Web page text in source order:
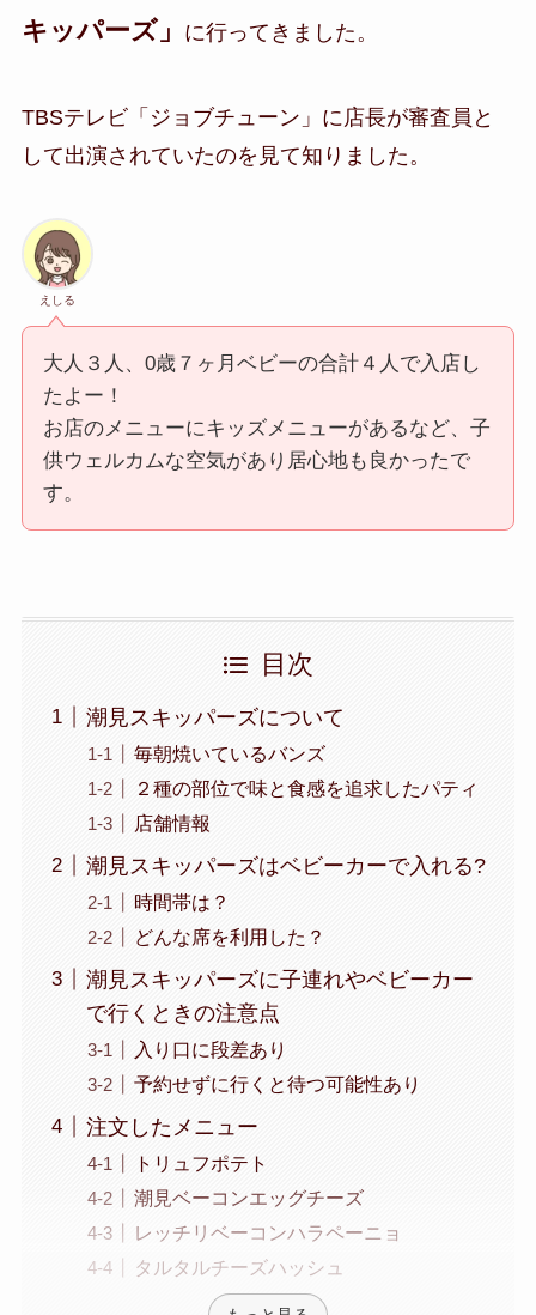
キッパーズ」
に行ってきました。
TBSテレビ「ジョブチューン」に店長が審査員と
して出演されていたのを見て知りました。
えしる
大人３人、0歳７ヶ月ベビーの合計４人で入店し
たよー！
お店のメニューにキッズメニューがあるなど、子
供ウェルカムな空気があり居心地も良かったで
す。
目次
潮見スキッパーズについて
毎朝焼いているバンズ
２種の部位で味と食感を追求したパティ
店舗情報
潮見スキッパーズはベビーカーで入れる?
時間帯は？
どんな席を利用した？
潮見スキッパーズに子連れやベビーカー
で行くときの注意点
入り口に段差あり
予約せずに行くと待つ可能性あり
注文したメニュー
トリュフポテト
潮見ベーコンエッグチーズ
レッチリベーコンハラペーニョ
タルタルチーズハッシュ